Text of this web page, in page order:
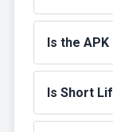
Is the
Is Short